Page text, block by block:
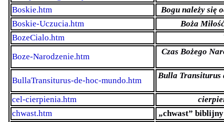
Boskie.htm
Bogu należy się
Boskie-Uczucia.htm
Boża
BozeCialo.htm
Boze-Narodzenie.htm
Czas Bożego
BullaTransiturus-de-hoc-mundo.htm
Bulla Transiturus
cel-cierpienia.htm
chwast.htm
„chwast”